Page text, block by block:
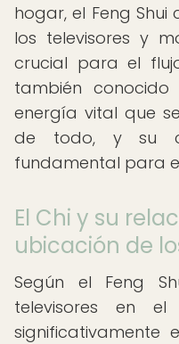
hogar, el Feng
los televisores y
crucial para el
también
energía vital que
de todo, y su
fundamental para
El Chi y su
ubicación de
Según el Feng
televisores en
significativamente